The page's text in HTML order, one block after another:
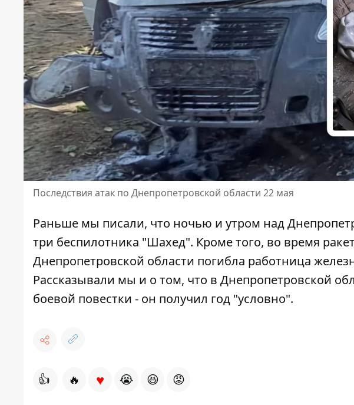
Последствия атак по Днепропетровской области 22 мая
Раньше мы писали, что ночью и утром над
три беспилотника "Шахед". Кроме того, во время
Днепропетровской области погибла работница
Рассказывали мы и о том, что в Днепропетровской
боевой повестки - он получил год "условно".
👍 🔥 ♥ 😭 😆 😡